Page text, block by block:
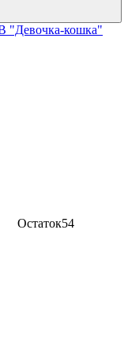
"Девочка-кошка"
Остаток54